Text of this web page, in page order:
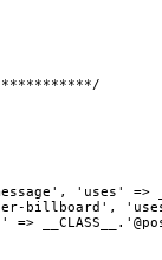
'uses' =>
billboard',
=>